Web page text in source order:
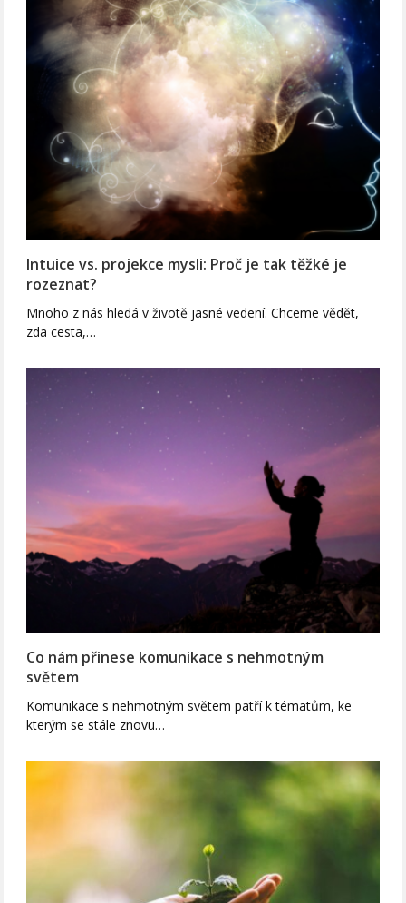
Intuice vs. projekce mysli: Proč je tak těžké je
rozeznat?
Mnoho z nás hledá v životě jasné vedení. Chceme vědět,
zda cesta,…
Co nám přinese komunikace s nehmotným
světem
Komunikace s nehmotným světem patří k tématům, ke
kterým se stále znovu…